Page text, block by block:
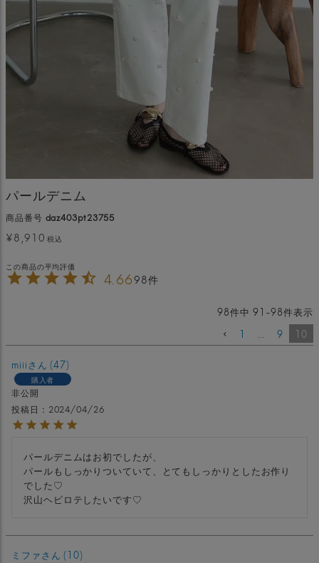
パールデニム
商品番号 daz403pt23755
¥8,910 税込
4.6698
98件中 91 -98件表示
1
… 9 10
miii 47
購入者
非公開
投稿日
2024/04/26
パールデニムはお初でしたが、
パールもしっかりついていて、とてもしっかりとしたお作り
でした♡
沢山ヘビロテしたいです♡
ミファ 10